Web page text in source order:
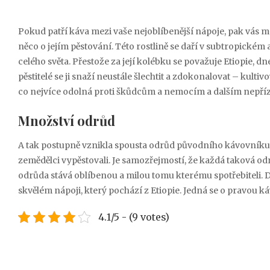
Pokud patříkáva mezi vaše nejoblíbenější nápoje, pak vás
něco o jejím pěstování. Této rostlině se daří v
celého světa. Přestože za její kolébku se považuje Etiopie,
pěstitelé se ji snaží neustále šlechtit a zdokonalovat –
co nejvíce odolná proti škůdcům a nemocím a dalším
Množství odrůd
A tak postupně vznikla spousta odrůd původního
zemědělci vypěstovali. Je samozřejmostí, že každá taková
odrůda stává oblíbenou a milou tomu kterému
skvělém nápoji, který pochází z Etiopie. Jedná se o pravou
4.1/5 - (9 votes)